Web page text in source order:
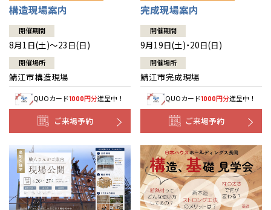
構造現場案内
開催期間
8月1日(土)～23日(日)
開催場所
鯖江市構造現場
QUOカード1000円分進呈中！
ご来場予約
完成現場案内
開催期間
9月19日(土)・20日(日)
開催場所
鯖江市完成現場
QUOカード1000円分進呈中！
ご来場予約